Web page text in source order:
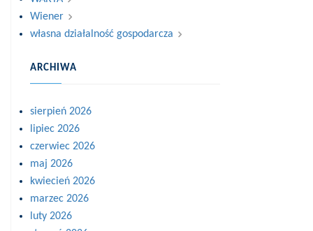
Wiener
własna działalność gospodarcza
ARCHIWA
sierpień 2026
lipiec 2026
czerwiec 2026
maj 2026
kwiecień 2026
marzec 2026
luty 2026